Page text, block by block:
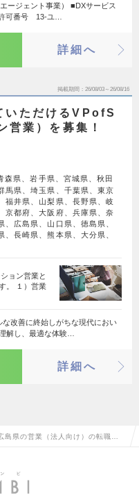
ージェント事業） ■DXサービス
可番号 13-ユ…
詳細へ
掲載期間 26/08/03～26/08/16
いただけるVPofS
業）を募集！
森県、岩手県、宮城県、秋田
馬県、埼玉県、千葉県、東京
福井県、山梨県、長野県、岐
京都府、大阪府、兵庫県、奈
広島県、山口県、徳島県、
長崎県、熊本県、大分県、
ョン営業と
。 １）営業
改善に終始しがちな現代におい
解し、最適な体験…
詳細へ
島県の営業（法人向け）の転職・